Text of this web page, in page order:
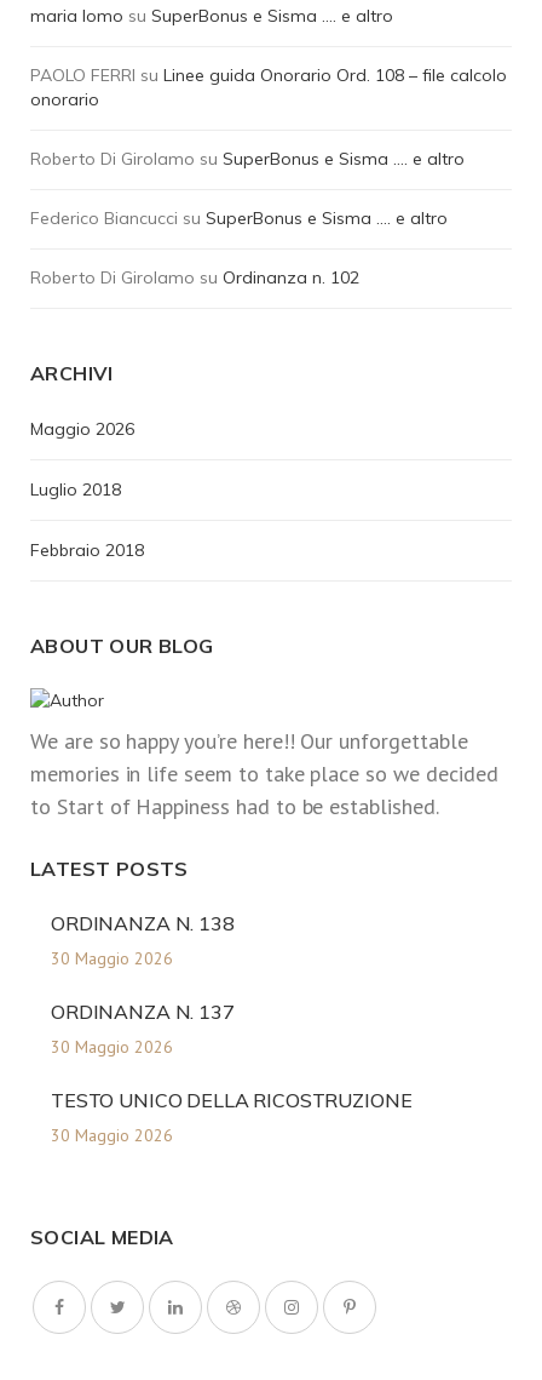
maria lomo su SuperBonus e Sisma …. e altro
PAOLO FERRI su Linee guida Onorario Ord. 108 – file calcolo
onorario
Roberto Di Girolamo su SuperBonus e Sisma …. e altro
Federico Biancucci su SuperBonus e Sisma …. e altro
Roberto Di Girolamo su Ordinanza n. 102
ARCHIVI
Maggio 2026
Luglio 2018
Febbraio 2018
ABOUT OUR BLOG
We are so happy you’re here!! Our unforgettable
memories in life seem to take place so we decided
to Start of Happiness had to be established.
LATEST POSTS
ORDINANZA N. 138
30 Maggio 2026
ORDINANZA N. 137
30 Maggio 2026
TESTO UNICO DELLA RICOSTRUZIONE
30 Maggio 2026
SOCIAL MEDIA